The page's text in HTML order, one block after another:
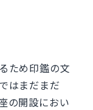
ため印鑑の文
はまだまだ
の開設におい